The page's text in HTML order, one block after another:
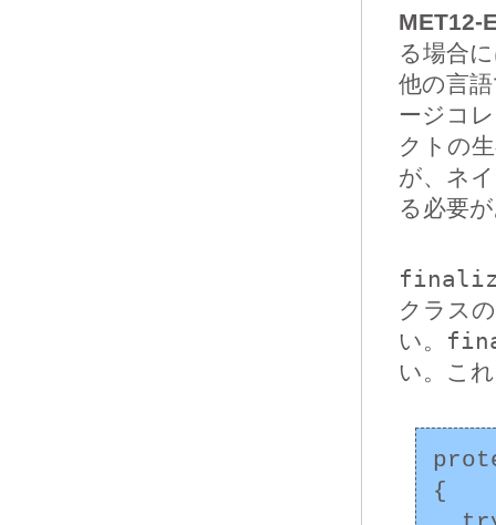
MET12-
る場合
他の言
ージコ
クトの
が、ネ
る必要
クラス
い。
い。こ
{